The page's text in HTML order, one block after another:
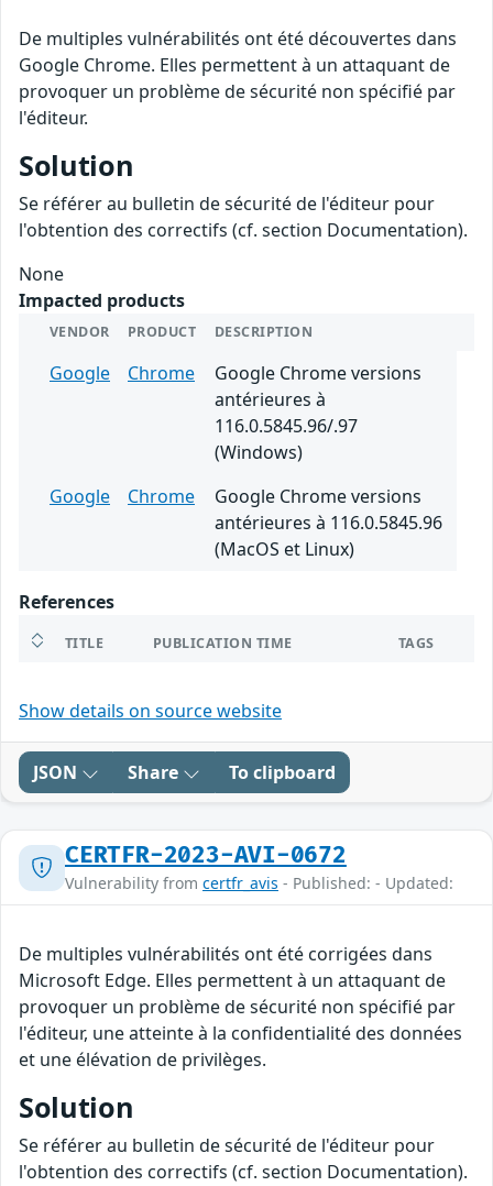
De multiples vulnérabilités ont été découvertes dans
Google Chrome. Elles permettent à un attaquant de
provoquer un problème de sécurité non spécifié par
l'éditeur.
Solution
Se référer au bulletin de sécurité de l'éditeur pour
l'obtention des correctifs (cf. section Documentation).
None
Impacted products
VENDOR PRODUCT DESCRIPTION
Google Chrome
Google Chrome versions
antérieures à
116.0.5845.96/.97
(Windows)
Google
Chrome
Google Chrome versions
antérieures à 116.0.5845.96
(MacOS et Linux)
References
TITLE PUBLICATION TIME TAGS
Show details on source website
JSON Share To clipboard
CERTFR-2023-AVI-0672
Vulnerability from certfr_avis - Published: - Updated:
De multiples vulnérabilités ont été corrigées dans
Microsoft Edge. Elles permettent à un attaquant de
provoquer un problème de sécurité non spécifié par
l'éditeur, une atteinte à la confidentialité des données
et une élévation de privilèges.
Solution
Se référer au bulletin de sécurité de l'éditeur pour
l'obtention des correctifs (cf. section Documentation).